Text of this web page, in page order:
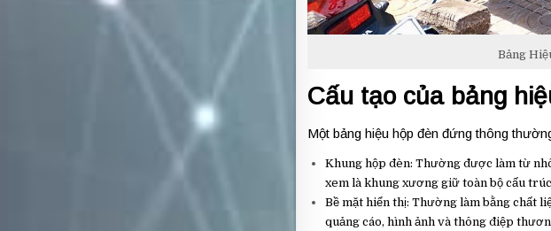
Bảng
Cấu tạo của bảng
Một bảng hiệu hộp đèn đứng thông
Khung hộp đèn: Thường được làm từ
xem là khung xương giữ toàn bộ cấu
Bề mặt hiển thị: Thường làm bằng chất
quảng cáo, hình ảnh và thông điệp